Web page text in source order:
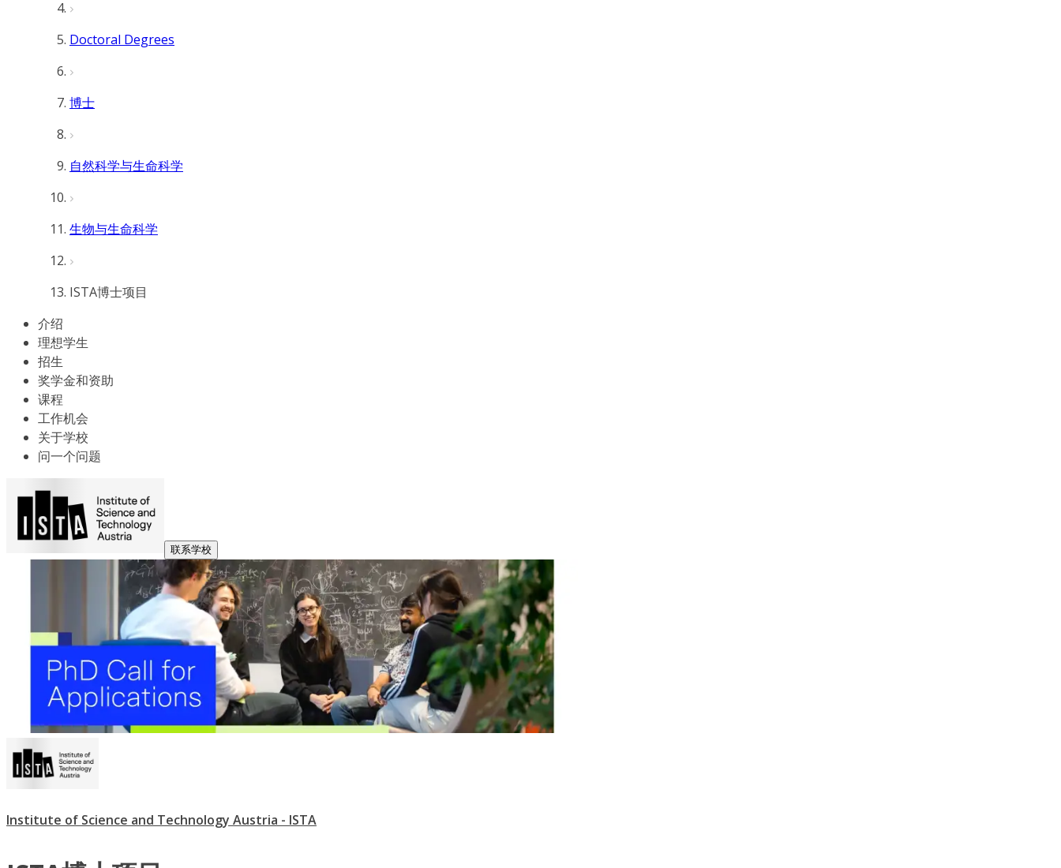
Doctoral Degrees
博士
自然科学与生命科学
生物与生命科学
ISTA博士项目
介绍
理想学生
招生
奖学金和资助
课程
工作机会
关于学校
问一个问题
联系学校
Institute of Science and Technology Austria - ISTA